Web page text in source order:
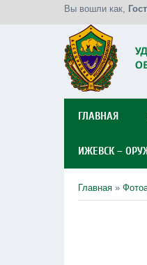
Вы вошли как,
ГЛАВНАЯ
ИЖЕВСК –
Главная »